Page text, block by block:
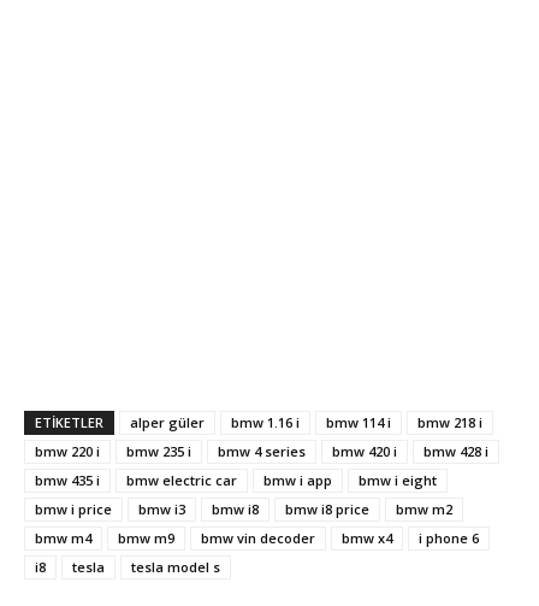
ETIKETLER alper güler bmw 1.16 i bmw 114 i
bmw 218 i
bmw 220 i
bmw 235 i bmw 4 series bmw 420 i
bmw 428 i
bmw 435 i
bmw electric car bmw i app
bmw i eight
bmw i price
bmw i3 bmw i8 bmw i8 price
bmw m2
bmw m4
bmw m9 bmw vin decoder bmw x4
i phone 6
i8
tesla tesla model s